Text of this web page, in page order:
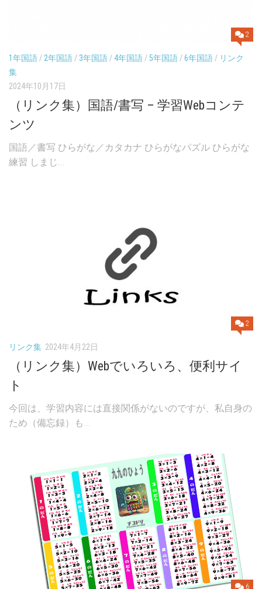
2
1年国語 / 2年国語 / 3年国語 /4年国語 /5年国語 /6年国語 / リンク
集
2024年10月17日
（リンク集）国語/書写 – 学習Webコンテ
ンツ
国語／書写 ひらがな／カタカナ ひらがなパズル ひらがな
練習 しまじ...
2
リンク集 2024年4月22日
（リンク集）Webでいろいろ、便利サイ
ト
今回は、学習内容には直接関係がないのですが、私自身の
ため（備忘録）も...
6